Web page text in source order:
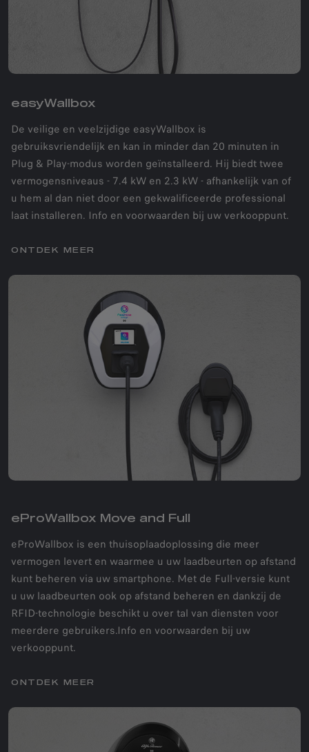
easyWallbox
De veilige en veelzijdige easyWallbox is
gebruiksvriendelijk en kan in minder dan 20 minuten in
Plug & Play-modus worden geïnstalleerd. Hij biedt twee
vermogensniveaus - 7.4 kW en 2.3 kW - afhankelijk van of
u hem al dan niet door een gekwalificeerde professional
laat installeren. Info en voorwaarden bij uw verkooppunt.
ONTDEK MEER
eProWallbox Move and Full
eProWallbox is een thuisoplaadoplossing die meer
vermogen levert en waarmee u uw laadbeurten op afstand
kunt beheren via uw smartphone. Met de Full-versie kunt
u uw laadbeurten ook op afstand beheren en dankzij de
RFID-technologie beschikt u over tal van diensten voor
meerdere gebruikers.Info en voorwaarden bij uw
verkooppunt.
ONTDEK MEER